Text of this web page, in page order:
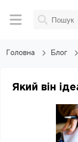
Головна Блог
Який він